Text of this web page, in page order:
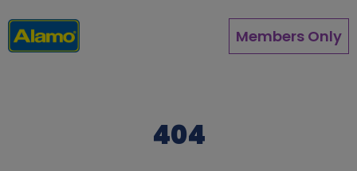
al
contenido
Members Only
404